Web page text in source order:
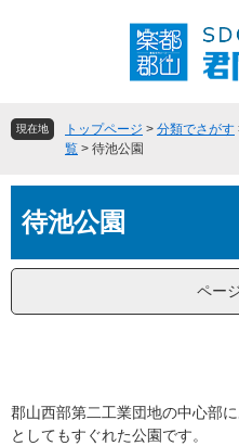
頭
飛
へ
現在地 トップページ > 分類でさがす
覧 > 待池公園
文待池公園
ペー
郡山西部第二工業団地の中心部
としてもすぐれた公園です。